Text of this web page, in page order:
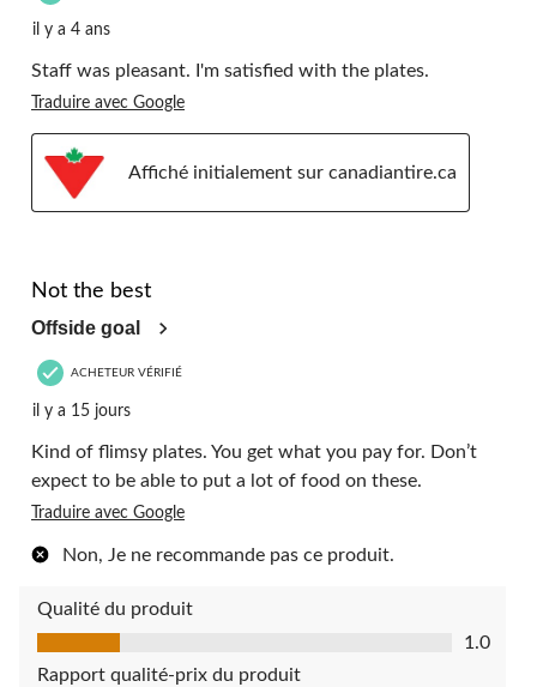
il y a 4 ans
Staff was pleasant. I'm satisfied with the plates.
Traduire avec Google
Affiché initialement sur canadiantire.ca
Not the best
Offside goal
ACHETEUR VÉRIFIÉ
il y a 15 jours
Kind of flimsy plates. You get what you pay for. Don’t
expect to be able to put a lot of food on these.
Traduire avec Google
Non, Je ne recommande pas ce produit.
Qualité du produit
Qualité du produit, 1.0 sur 5
1.0
Rapport qualité-prix du produit